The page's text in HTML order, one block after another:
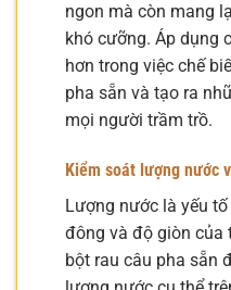
ngon mà còn mang
khó cưỡng. Áp dụng
hơn trong việc chế
pha sẵn và tạo ra
mọi người trầm trồ.
Kiểm soát lượng nước
Lượng nước là yếu
đông và độ giòn của
bột rau câu pha sẵn